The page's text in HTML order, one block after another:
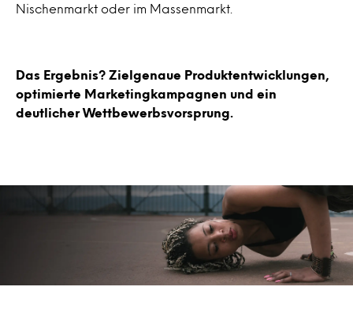
Nischenmarkt oder im Massenmarkt.
Das Ergebnis? Zielgenaue Produktentwicklungen,
optimierte Marketingkampagnen und ein
deutlicher Wettbewerbsvorsprung.